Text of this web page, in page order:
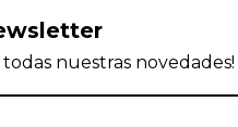
nuestras novedades!